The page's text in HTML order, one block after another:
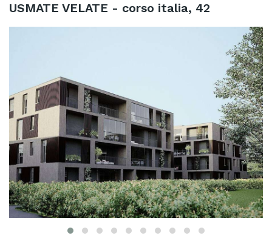
USMATE VELATE - corso italia, 42